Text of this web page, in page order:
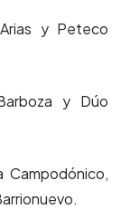
y Peteco
y Dúo
Campodónico,